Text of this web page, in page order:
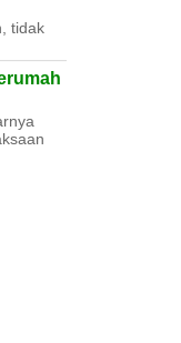
tidak